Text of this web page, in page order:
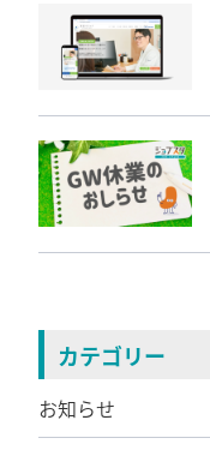
カテゴリー
お知らせ